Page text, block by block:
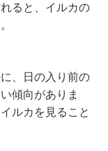
ると、イルカの
、日の入り前の
傾向がありま
ルカを見ること